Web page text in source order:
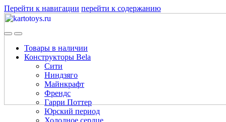
Перейти к навигации перейти к содержанию
Товары в наличии
Конструкторы Bela
Сити
Ниндзяго
Майнкрафт
Френдс
Гарри Поттер
Юрский период
Холодное сердце